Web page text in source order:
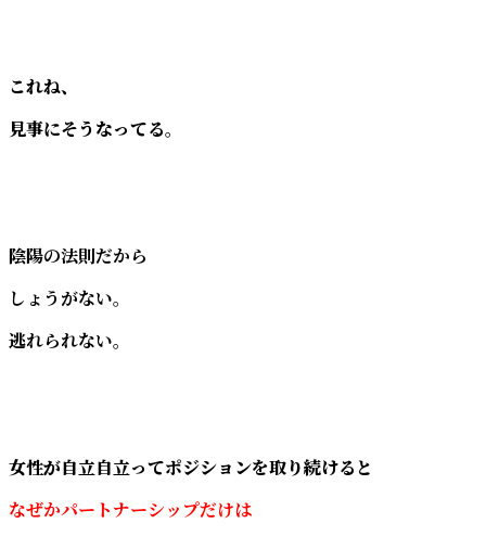
これね、
見事にそうなってる。
陰陽の法則だから
しょうがない。
逃れられない。
女性が自立自立ってポジションを取り続けると
なぜかパートナーシップだけは